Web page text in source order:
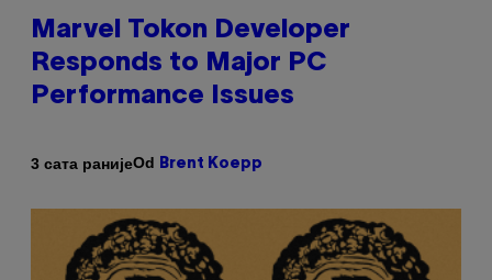
Marvel Tokon Developer
Responds to Major PC
Performance Issues
3 сата ранијеOd Brent Koepp